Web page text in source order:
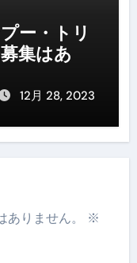
ー・トリ
集はあ
12月 28, 2023
りません。
※